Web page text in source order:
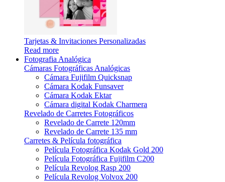
Tarjetas & Invitaciones Personalizadas
Read more
Fotografia Analógica
Cámaras Fotográficas Analógicas
Cámara Fujifilm Quicksnap
Cámara Kodak Funsaver
Cámara Kodak Ektar
Cámara digital Kodak Charmera
Revelado de Carretes Fotográficos
Revelado de Carrete 120mm
Revelado de Carrete 135 mm
Carretes & Película fotográfica
Película Fotográfica Kodak Gold 200
Película Fotográfica Fujifilm C200
Película Revolog Rasp 200
Película Revolog Volvox 200